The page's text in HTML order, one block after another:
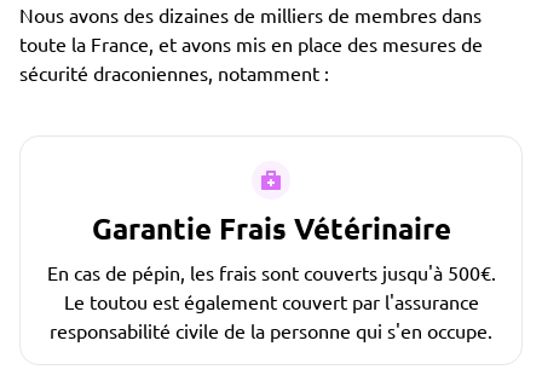
Nous avons des dizaines de milliers de membres dans
toute la France, et avons mis en place des mesures de
sécurité draconiennes, notamment :
Garantie Frais Vétérinaire
En cas de pépin, les frais sont couverts jusqu'à 500€.
Le toutou est également couvert par l'assurance
responsabilité civile de la personne qui s'en occupe.